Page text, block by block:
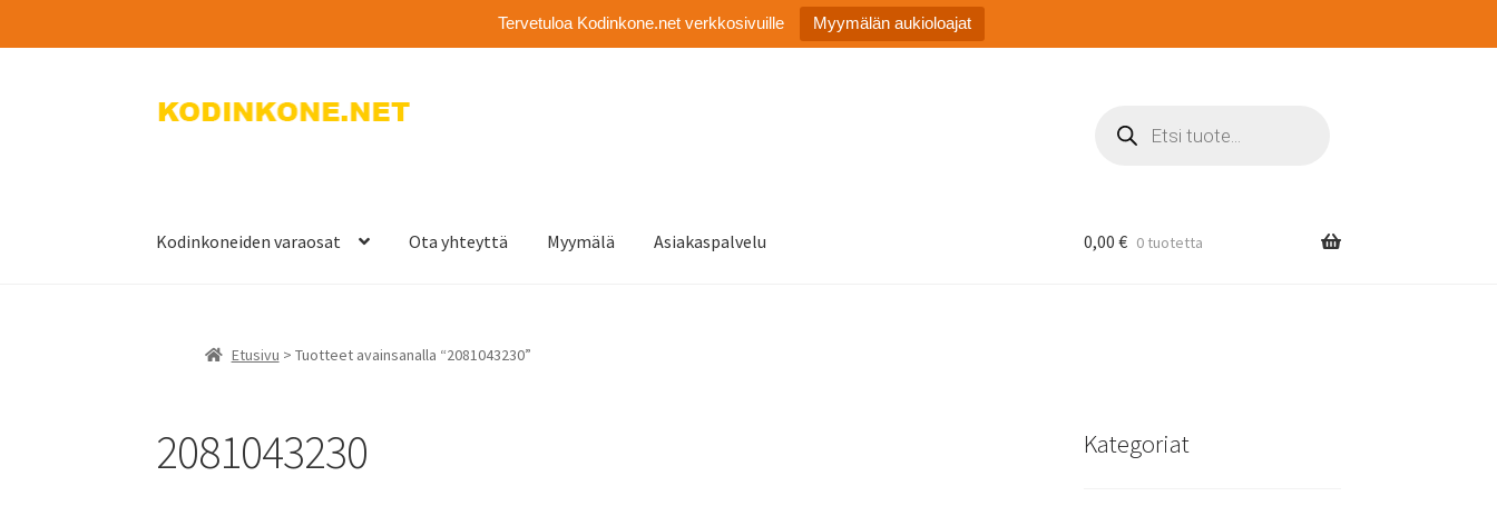
Tervetuloa Kodinkone.net verkkosivuille Myymälän aukioloajat
Siirry
Siirry
search
Kodinkoneiden varaosat Ota yhteyttä Myymälä Asiakaspalvelu 0,00 € 0 tuotetta
Etusivu > Tuotteet avainsanalla “2081043230”
2081043230 Kategoriat